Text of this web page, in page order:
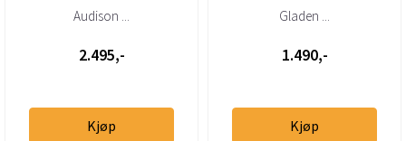
4 Ohm (stk)
Audison ...
2.495,-
Kjøp
Gladen ...
1.490,-
Kjøp